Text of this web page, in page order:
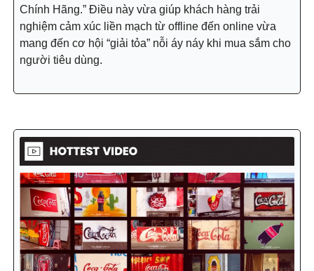
Chính Hãng.” Điều này vừa giúp khách hàng trải
nghiệm cảm xúc liền mạch từ offline đến online vừa
mang đến cơ hội “giải tỏa” nỗi áy náy khi mua sắm cho
người tiêu dùng.